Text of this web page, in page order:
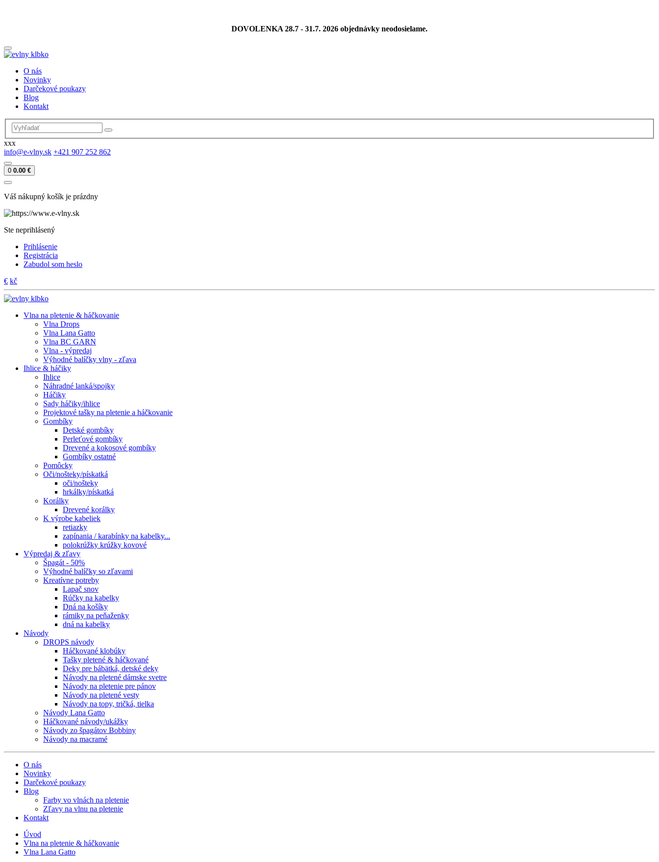
DOVOLENKA 28.7 - 31.7. 2026 objednávky neodosielame.
O nás
Novinky
Darčekové poukazy
Blog
Kontakt
xxx
info@e-vlny.sk +421 907 252 862
0 0.00 €
Váš nákupný košík je prázdny
Ste neprihlásený
Prihlásenie
Registrácia
Zabudol som heslo
€ kč
Vlna na pletenie & háčkovanie
Vlna Drops
Vlna Lana Gatto
Vlna BC GARN
Vlna - výpredaj
Výhodné balíčky vlny - zľava
Ihlice & háčiky
Ihlice
Náhradné lanká/spojky
Háčiky
Sady háčiky/ihlice
Projektové tašky na pletenie a háčkovanie
Gombíky
Detské gombíky
Perleťové gombíky
Drevené a kokosové gombíky
Gombíky ostatné
Pomôcky
Oči/nošteky/pískatká
oči/nošteky
hrkálky/pískatká
Korálky
Drevené korálky
K výrobe kabeliek
retiazky
zapínania / karabínky na kabelky...
polokrúžky krúžky kovové
Výpredaj & zľavy
Špagát - 50%
Výhodné balíčky so zľavami
Kreatívne potreby
Lapač snov
Rúčky na kabelky
Dná na košíky
rámiky na peňaženky
dná na kabelky
Návody
DROPS návody
Háčkované klobúky
Tašky pletené & háčkované
Deky pre bábätká, detské deky
Návody na pletené dámske svetre
Návody na pletenie pre pánov
Návody na pletené vesty
Návody na topy, tričká, tielka
Návody Lana Gatto
Háčkované návody/ukážky
Návody zo špagátov Bobbiny
Návody na macramé
O nás
Novinky
Darčekové poukazy
Blog
Farby vo vlnách na pletenie
Zľavy na vlnu na pletenie
Kontakt
Úvod
Vlna na pletenie & háčkovanie
Vlna Lana Gatto